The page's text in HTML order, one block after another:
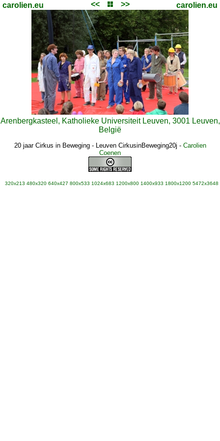
carolien.eu << >> carolien.eu
Arenbergkasteel, Katholieke Universiteit Leuven, 3001 Leuven,
België
20 jaar Cirkus in Beweging - Leuven CirkusinBeweging20j - Carolien
Coenen
320x213 480x320 640x427 800x533 1024x683 1200x800 1400x933 1800x1200 5472x3648